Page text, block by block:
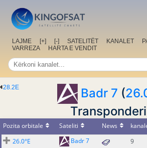
LAJME [+] [-] SATELITËT KANALET
VARREZA
HARTA E VENDIT
28.2E Badr 7 (
Pozita orbitale Sateliti News
26.0°E
Badr 7 9